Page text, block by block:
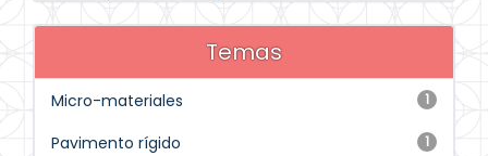
Temas
1
Micro-materiales
1
Pavimento rígido